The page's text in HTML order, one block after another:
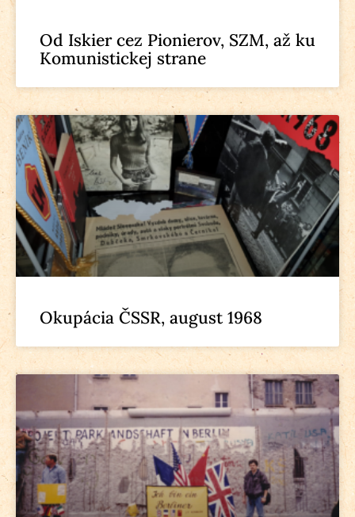
Od Iskier cez Pionierov, SZM, až ku
Komunistickej strane
Okupácia ČSSR, august 1968